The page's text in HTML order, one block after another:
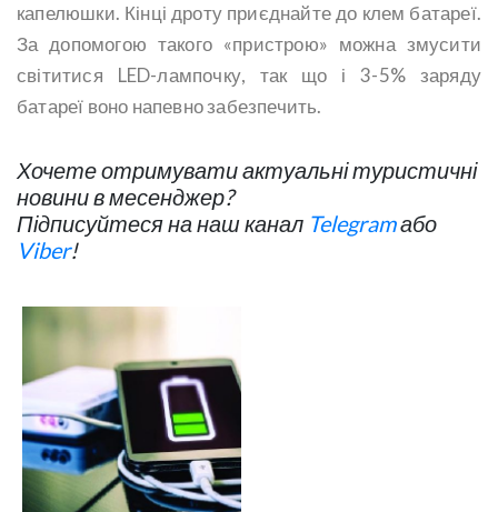
капелюшки. Кінці дроту приєднайте до клем батареї.
За допомогою такого «пристрою» можна змусити
світитися LED-лампочку, так що і 3-5% заряду
батареї воно напевно забезпечить.
Хочете отримувати актуальні туристичні
новини в месенджер?
Підписуйтеся на наш канал Telegramабо
Viber!